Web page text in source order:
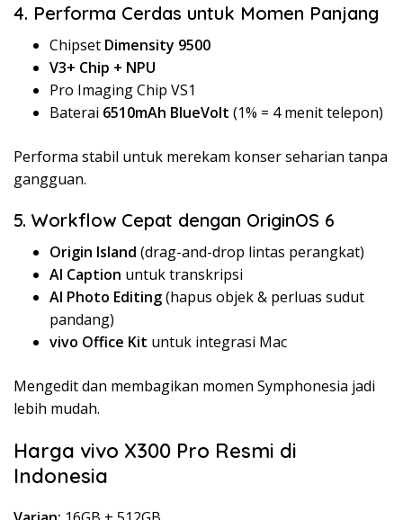
4. Performa Cerdas untuk Momen Panjang
Chipset Dimensity 9500
V3+ Chip + NPU
Pro Imaging Chip VS1
Baterai 6510mAh BlueVolt (1% = 4 menit telepon)
Performa stabil untuk merekam konser seharian tanpa
gangguan.
5. Workflow Cepat dengan OriginOS 6
Origin Island (drag-and-drop lintas perangkat)
AI Caption untuk transkripsi
AI Photo Editing(hapus objek & perluas sudut
pandang)
vivo Office Kit untuk integrasi Mac
Mengedit dan membagikan momen Symphonesia jadi
lebih mudah.
Harga vivo X300 Pro Resmi di
Indonesia